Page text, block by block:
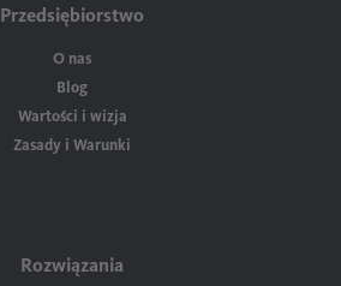
Przedsiębiorstwo
O nas
Blog
Wartości i wizja
Zasady i Warunki
Rozwiązania